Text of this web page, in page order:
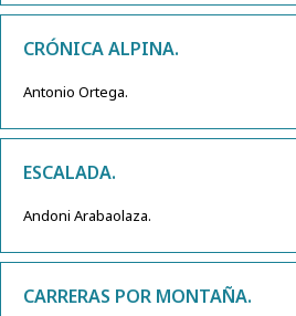
CRÓNICA ALPINA.
Antonio Ortega.
ESCALADA.
Andoni Arabaolaza.
CARRERAS POR MONTAÑA.